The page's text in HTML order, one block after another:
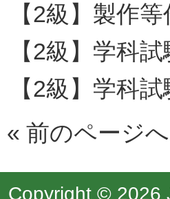
【2級】製作
【2級】学科
【2級】学科
« 前のページ
Copyright © 2026